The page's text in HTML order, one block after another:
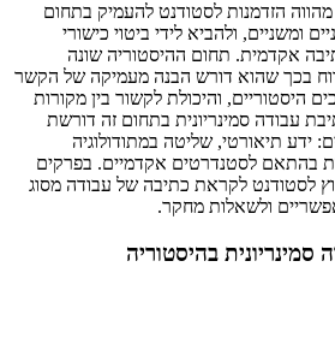
מהווה הזדמנות לסטודנט להעמיק בתחום
ומשניים, ולהביא לידי ביטוי כישורי
אקדמית. תחום ההיסטוריה שונה
בכך שהוא דורש הבנה מעמיקה של הקשר
היסטוריים, והיכולת לקשור בין מקורות
עבודה סמינריונית בתחום זה דורשת
ידע תיאורטי, שליטה במתודולוגיה
בהתאם לסטנדרטים אקדמיים. בפרקים
לסטודנט לקראת כתיבה של עבודה מסוג
אפשריים ולשאלות מחקר.
סמינריונית בהיסטוריה